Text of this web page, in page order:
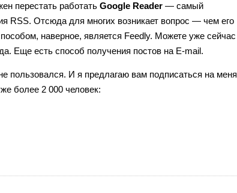
перестать работать Google Reader — самый
RSS. Отсюда для многих возникает вопрос — чем его
наверное, является Feedly. Можете уже сейчас
Еще есть способ получения постов на E-mail.
пользовался. И я предлагаю вам подписаться на меня
более 2 000 человек: